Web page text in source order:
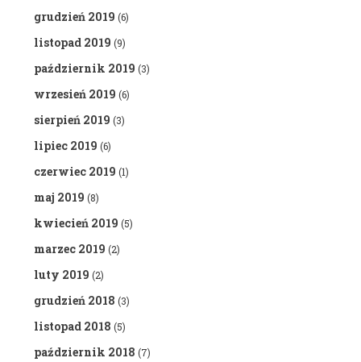
grudzień 2019 (6)
listopad 2019 (9)
październik 2019 (3)
wrzesień 2019 (6)
sierpień 2019 (3)
lipiec 2019 (6)
czerwiec 2019 (1)
maj 2019 (8)
kwiecień 2019 (5)
marzec 2019 (2)
luty 2019 (2)
grudzień 2018 (3)
listopad 2018 (5)
październik 2018 (7)